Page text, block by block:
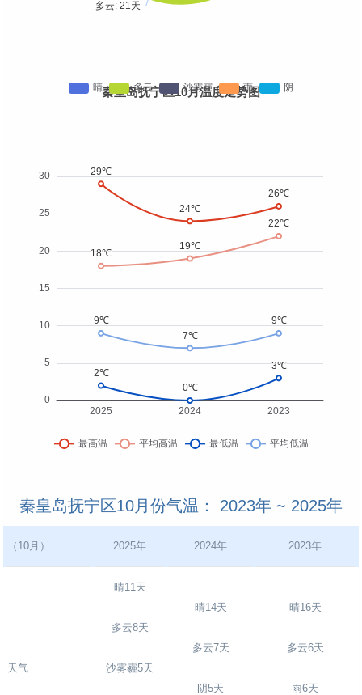
秦皇岛抚宁区10月温度走势图
秦皇岛抚宁区10月份气温： 2023年 ~ 2025年
（10月） 2025年 2024年 2023年
天气
晴11天
多云8天
沙雾霾5天
晴14天
多云7天
阴5天
晴16天
多云6天
雨6天